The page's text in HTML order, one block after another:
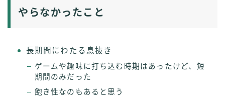
やらなかったこと
長期間にわたる息抜き
ゲームや趣味に打ち込む時期はあったけど、短
期間のみだった
飽き性なのもあると思う